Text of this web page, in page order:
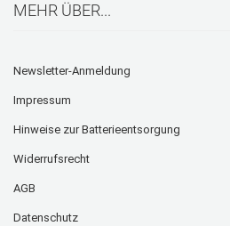
MEHR ÜBER...
Newsletter-Anmeldung
Impressum
Hinweise zur Batterieentsorgung
Widerrufsrecht
AGB
Datenschutz